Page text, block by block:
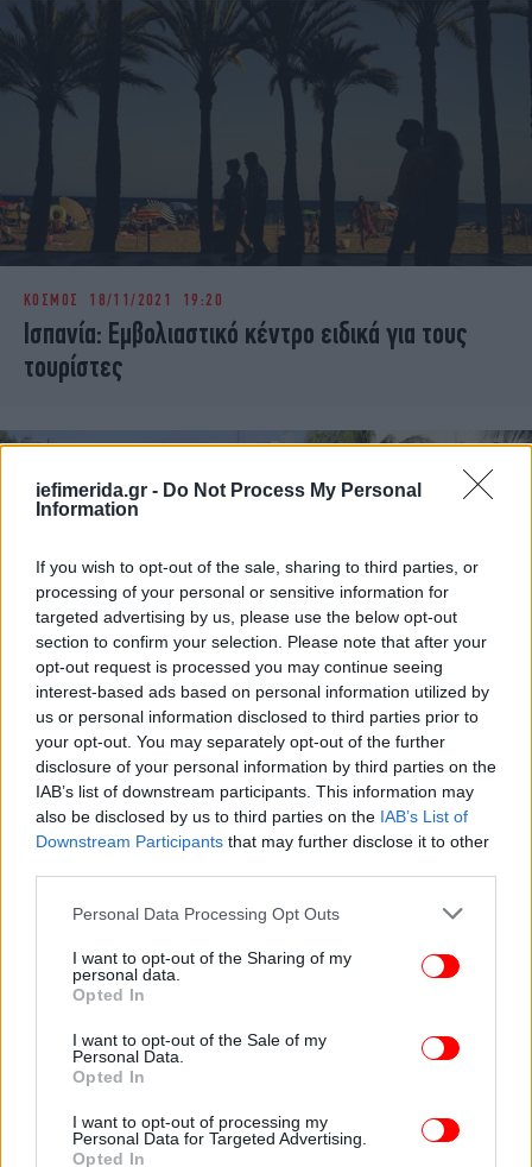
iefimerida.gr - Do Not Process My Personal
Information
If you wish to opt-out of the sale, sharing to third parties, or
processing of your personal or sensitive information for
targeted advertising by us, please use the below opt-out
section to confirm your selection. Please note that after your
opt-out request is processed you may continue seeing
interest-based ads based on personal information utilized by
us or personal information disclosed to third parties prior to
your opt-out. You may separately opt-out of the further
disclosure of your personal information by third parties on the
IAB’s list of downstream participants. This information may
also be disclosed by us to third parties on the IAB’s List of
Downstream Participants that may further disclose it to other
Please note that this website/app uses one or more Google
not limited to your visit or usage behaviour. You may click to
grant or deny consent to Google and its third-party tags to
use your data for below specified purposes in below Google
consent section.
Personal Data Processing Opt Outs
I want to opt-out of the Sharing of my
personal data.
Opted In
I want to opt-out of the Sale of my
Personal Data.
Opted In
I want to opt-out of processing my
Personal Data for Targeted Advertising.
Opted In
ΚΟΣΜΟΣ 18/11/2021 19:20
Ισπανία: Εμβολιαστικό κέντρο ειδικά για τους
τουρίστες
Μεξικό: Ανταλλαγή πυρών μεταξύ συμμοριών σε
πολυτελές τουριστικό θέρετρο με δύο νεκρούς
[βίντεο]